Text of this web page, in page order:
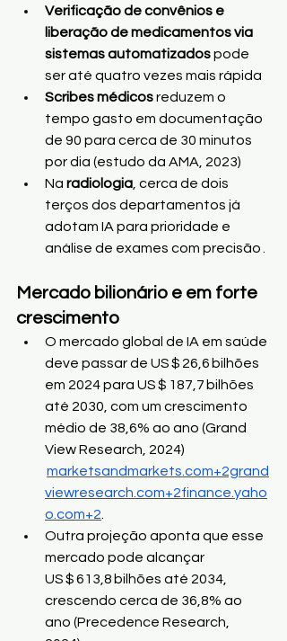
Verificação de convênios e
liberação de medicamentos via
sistemas automatizados pode
ser até quatro vezes mais rápida
Scribes médicos reduzem o
tempo gasto em documentação
de 90 para cerca de 30 minutos
por dia (estudo da AMA, 2023)
Na radiologia , cerca de dois
terços dos departamentos já
adotam IA para prioridade e
análise de exames com precisão .
Mercado bilionário e em forte
crescimento
O mercado global de IA em saúde
deve passar de US $ 26,6 bilhões
em 2024 para US $ 187,7 bilhões
até 2030, com um crescimento
médio de 38,6% ao ano (Grand
View Research, 2024)
marketsandmarkets.com+2grand
viewresearch.com+2finance.yaho
o.com+2
Outra projeção aponta que esse
mercado pode alcançar
US $ 613,8 bilhões até 2034,
crescendo cerca de 36,8% ao
ano (Precedence Research,